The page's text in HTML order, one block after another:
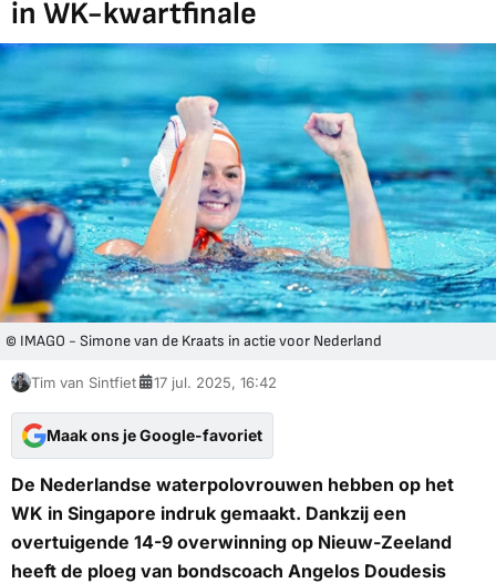
in WK-kwartfinale
© IMAGO - Simone van de Kraats in actie voor Nederland
Tim van Sintfiet 17 jul. 2025, 16:42
Maak ons je Google-favoriet
De Nederlandse waterpolovrouwen hebben op het
WK in Singapore indruk gemaakt. Dankzij een
overtuigende 14-9 overwinning op Nieuw-Zeeland
heeft de ploeg van bondscoach Angelos Doudesis